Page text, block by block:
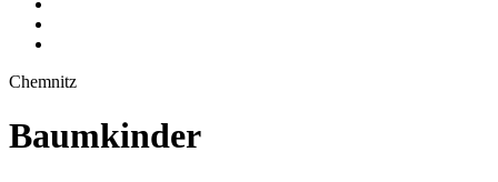
Chemnitz
Baumkinder